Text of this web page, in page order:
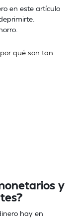
en este artículo
y
hay en